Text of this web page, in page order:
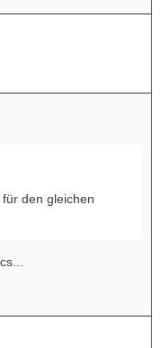
den gleichen